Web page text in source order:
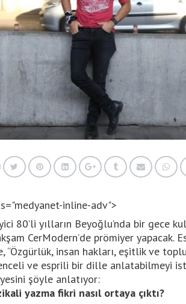
inline-adv">
80’li yılların Beyoğlu’nda bir gece
CerModern’de prömiyer yapacak.
“Özgürlük, insan hakları, eşitlik ve
ve esprili bir dille anlatabilmeyi
şöyle anlatıyor:
yazma fikri nasıl ortaya çıktı?